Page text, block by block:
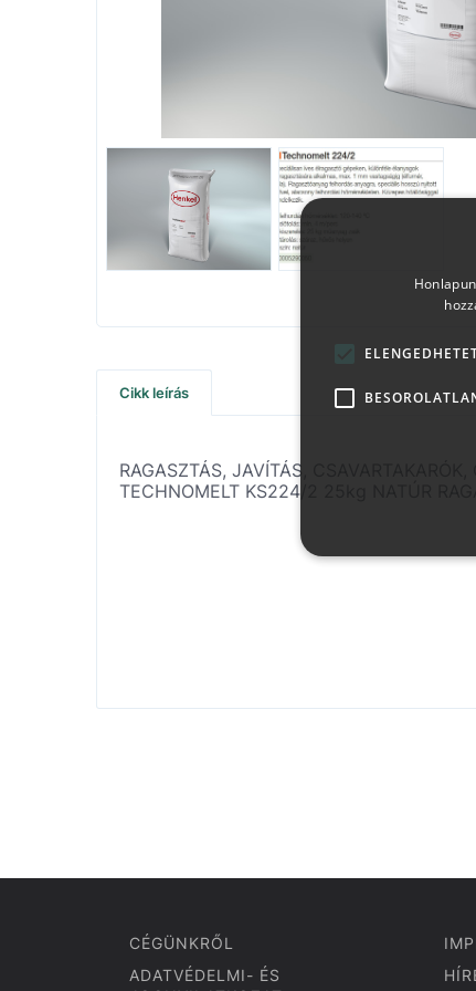
Cikk leírás
RAGASZTÁS, JAVÍTÁS,
TECHNOMELT KS224/2 25kg NATÚR
CÉGÜNKRŐL
ADATVÉDELMI- ÉS